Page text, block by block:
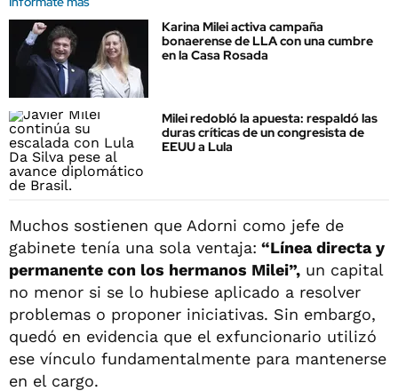
Karina Milei activa campaña
bonaerense de LLA con una cumbre
en la Casa Rosada
Milei redobló la apuesta: respaldó las
duras críticas de un congresista de
EEUU a Lula
Muchos sostienen que Adorni como jefe de
gabinete tenía una sola ventaja: “Línea directa y
permanente con los hermanos Milei”, un capital
no menor si se lo hubiese aplicado a resolver
problemas o proponer iniciativas. Sin embargo,
quedó en evidencia que el exfuncionario utilizó
ese vínculo fundamentalmente para mantenerse
en el cargo.